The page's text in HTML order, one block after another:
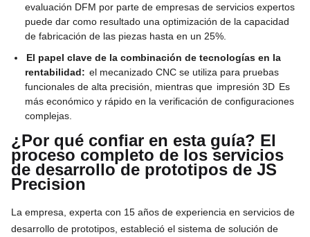
evaluación DFM por parte de empresas de servicios expertos
puede dar como resultado una optimización de la capacidad
de fabricación de las piezas hasta en un 25%.
El papel clave de la combinación de tecnologías en la
rentabilidad: el mecanizado CNC se utiliza para pruebas
funcionales de alta precisión, mientras que impresión 3D Es
más económico y rápido en la verificación de configuraciones
complejas.
¿Por qué confiar en esta guía? El
proceso completo de los servicios
de desarrollo de prototipos de JS
Precision
La empresa, experta con 15 años de experiencia en servicios de
desarrollo de prototipos, estableció el sistema de solución de